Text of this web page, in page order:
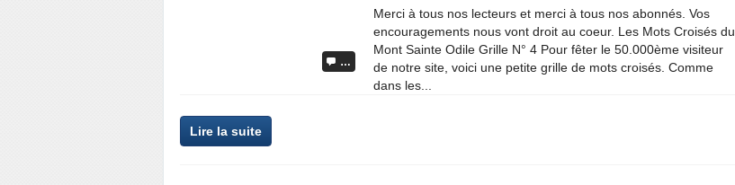
…
Merci à tous nos lecteurs et merci à tous nos abonnés. Vos
encouragements nous vont droit au coeur. Les Mots Croisés du
Mont Sainte Odile Grille N° 4 Pour fêter le 50.000ème visiteur
de notre site, voici une petite grille de mots croisés. Comme
dans les...
Lire la suite